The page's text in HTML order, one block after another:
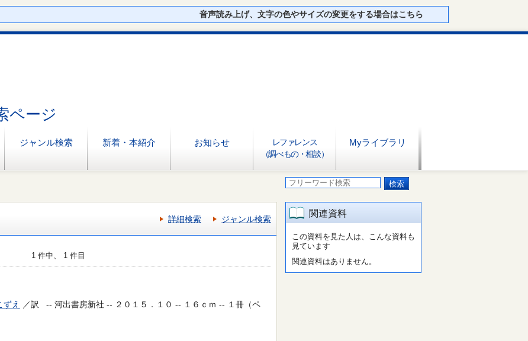
音声読み上げ、文字の色やサイズの変更をする場合はこちら
ページ
ジャンル検索 新着・本紹介 お知らせ
レファレンス
（調べもの・相談）
Myライブラリ
詳細検索 ジャンル検索
1 件中、 1 件目
ずえ ／訳 -- 河出書房新社 -- ２０１５．１０ -- １６ｃｍ -- １冊（ペ
関連資料
この資料を見た人は、こんな資料も
見ています
関連資料はありません。